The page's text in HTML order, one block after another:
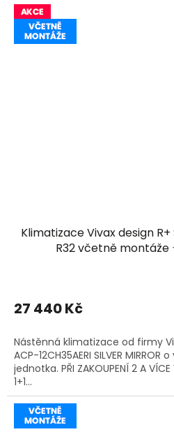
Klimatizace Vivax design R+
R32 včetně montáže
27 440 Kč
Nástěnná klimatizace od firmy
ACP-12CH35AERI SILVER
jednotka. PŘI ZAKOUPENÍ 2 A VÍCE
1+1...